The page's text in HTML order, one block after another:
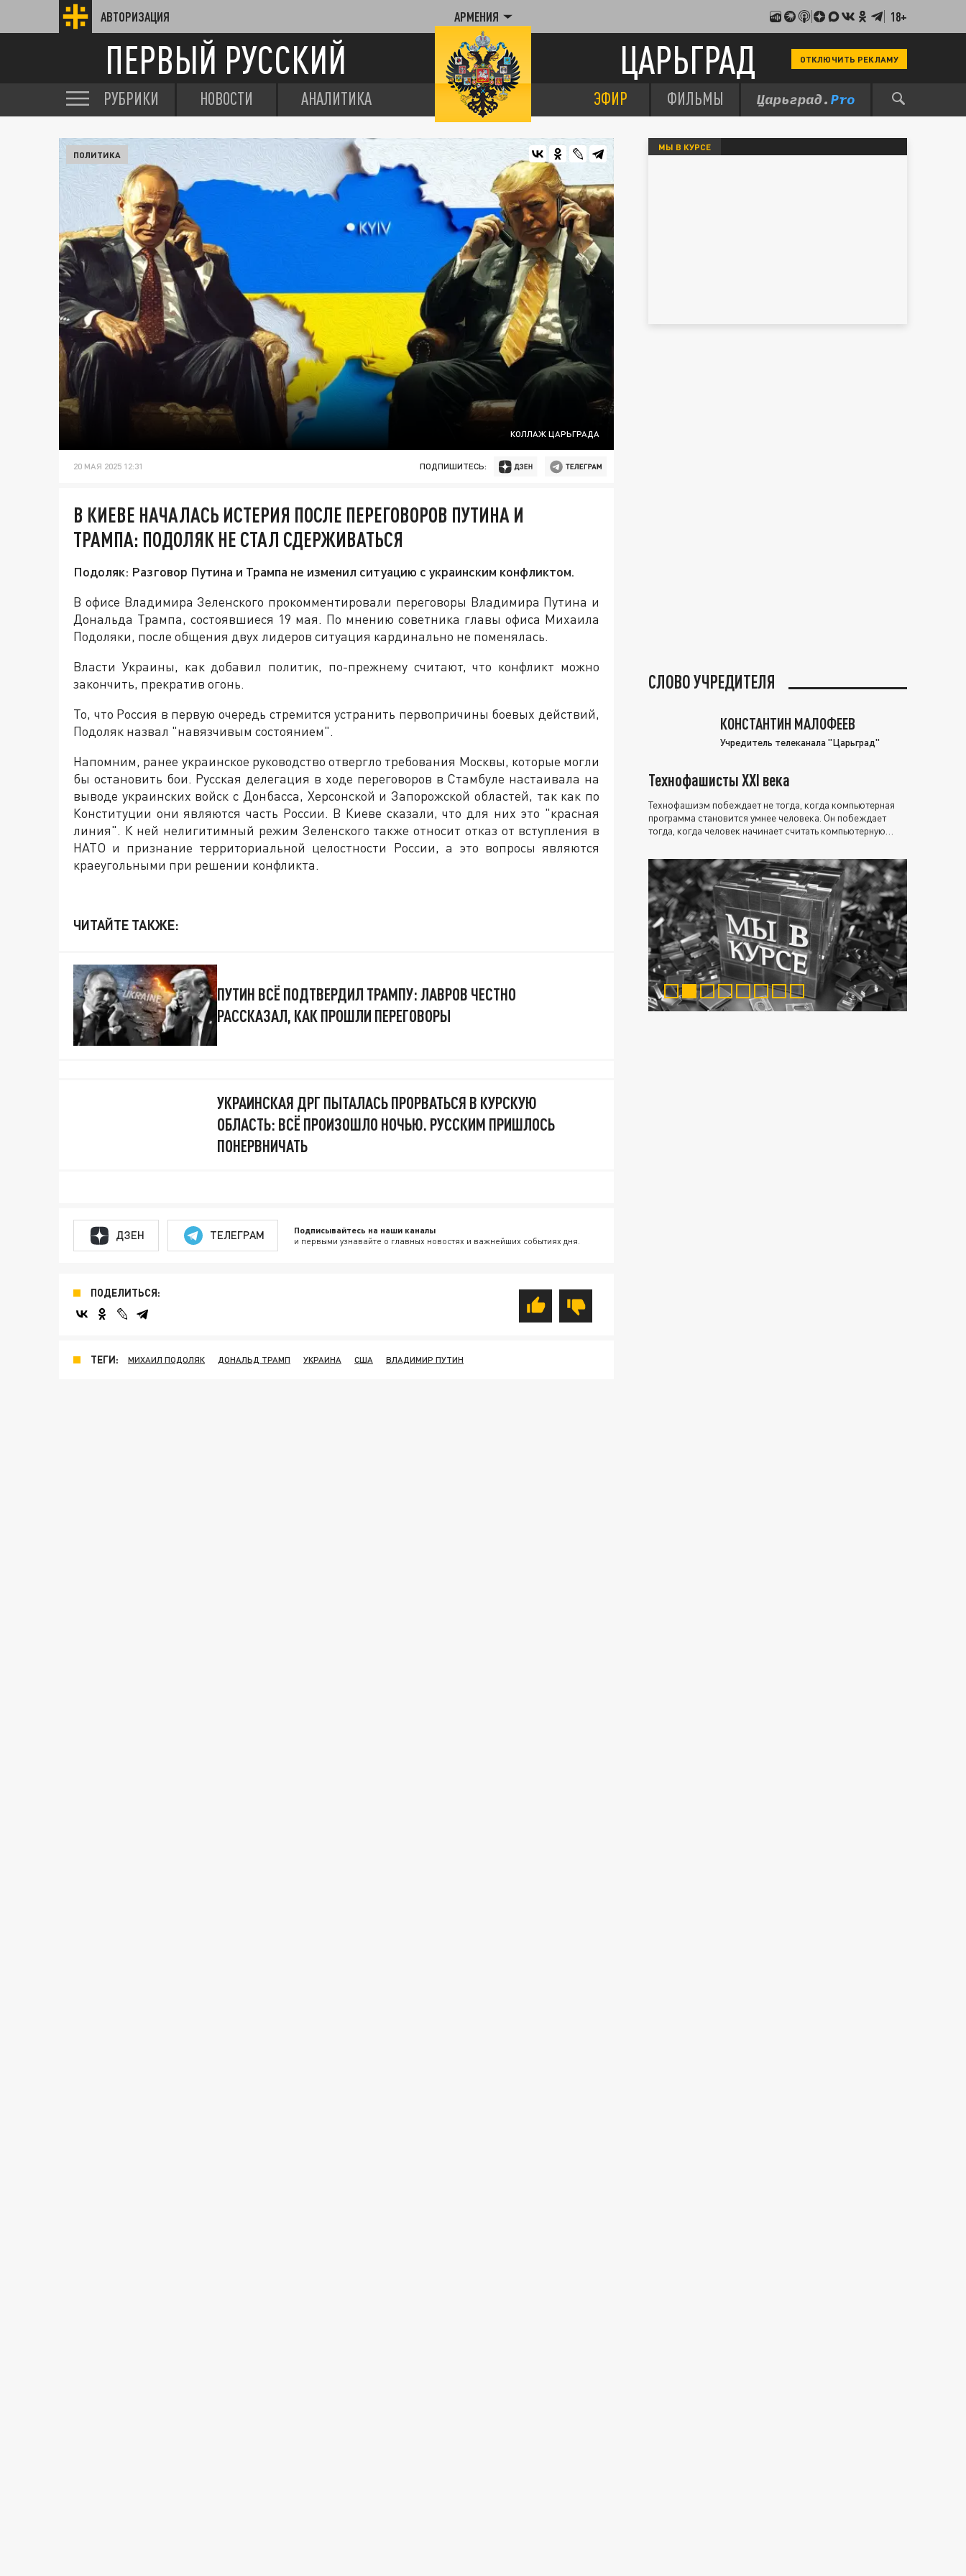
АВТОРИЗАЦИЯ АРМЕНИЯ 18+
ПЕРВЫЙ РУССКИЙ ЦАРЬГРАД ОТКЛЮЧИТЬ РЕКЛАМУ
РУБРИКИ НОВОСТИ АНАЛИТИКА ЭФИР ФИЛЬМЫ
КОЛЛАЖ ЦАРЬГРАДА
ПОЛИТИКА
20 МАЯ 2025 12:31 ПОДПИШИТЕСЬ:
В КИЕВЕ НАЧАЛАСЬ ИСТЕРИЯ ПОСЛЕ ПЕРЕГОВОРОВ ПУТИНА И
ТРАМПА: ПОДОЛЯК НЕ СТАЛ СДЕРЖИВАТЬСЯ
Подоляк: Разговор Путина и Трампа не изменил ситуацию с украинским конфликтом.
В офисе Владимира Зеленского прокомментировали переговоры Владимира Путина и
Дональда Трампа, состоявшиеся 19 мая. По мнению советника главы офиса Михаила
Подоляки, после общения двух лидеров ситуация кардинально не поменялась.
Власти Украины, как добавил политик, по-прежнему считают, что конфликт можно
закончить, прекратив огонь.
То, что Россия в первую очередь стремится устранить первопричины боевых действий,
Подоляк назвал "навязчивым состоянием".
Напомним, ранее украинское руководство отвергло требования Москвы, которые могли
бы остановить бои. Русская делегация в ходе переговоров в Стамбуле настаивала на
выводе украинских войск с Донбасса, Херсонской и Запорожской областей, так как по
Конституции они являются часть России. В Киеве сказали, что для них это "красная
линия". К ней нелигитимный режим Зеленского также относит отказ от вступления в
НАТО и признание территориальной целостности России, а это вопросы являются
краеугольными при решении конфликта.
ЧИТАЙТЕ ТАКЖЕ:
ПУТИН ВСЁ ПОДТВЕРДИЛ ТРАМПУ: ЛАВРОВ ЧЕСТНО
РАССКАЗАЛ, КАК ПРОШЛИ ПЕРЕГОВОРЫ
УКРАИНСКАЯ ДРГ ПЫТАЛАСЬ ПРОРВАТЬСЯ В КУРСКУЮ
ОБЛАСТЬ: ВСЁ ПРОИЗОШЛО НОЧЬЮ. РУССКИМ ПРИШЛОСЬ
ПОНЕРВНИЧАТЬ
ДЗЕН ТЕЛЕГРАМ Подписывайтесь на наши каналы
и первыми узнавайте о главных новостях и важнейших событиях дня.
ПОДЕЛИТЬСЯ:
ТЕГИ: МИХАИЛ ПОДОЛЯК ДОНАЛЬД ТРАМП УКРАИНА США ВЛАДИМИР ПУТИН
МЫ В КУРСЕ
СЛОВО УЧРЕДИТЕЛЯ
КОНСТАНТИН МАЛОФЕЕВ
Учредитель телеканала "Царьград"
Технофашисты XXI века
Технофашизм побеждает не тогда, когда компьютерная
программа становится умнее человека. Он побеждает
тогда, когда человек начинает считать компьютерную